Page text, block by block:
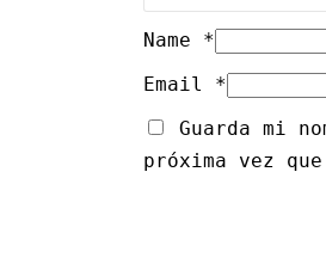
Name *
Email *
Guarda mi
próxima vez